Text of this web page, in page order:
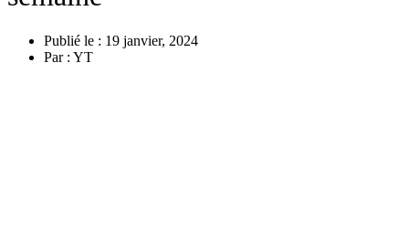
Publié le : 19 janvier, 2024
Par : YT